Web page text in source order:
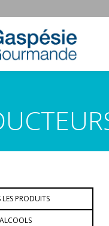
PRODUITS
ALCOOLS